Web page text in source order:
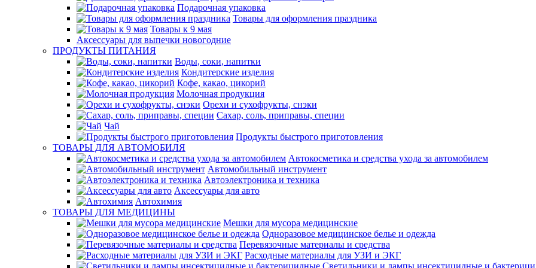
Подарочная упаковка
Товары для оформления праздника
Товары к 9 мая
Аксессуары для выпечки новогодние
ПРОДУКТЫ ПИТАНИЯ
Воды, соки, напитки
Кондитерские изделия
Кофе, какао, цикорий
Молочная продукция
Орехи и сухофрукты, снэки
Сахар, соль, приправы, специи
Чай
Продукты быстрого приготовления
ТОВАРЫ ДЛЯ АВТОМОБИЛЯ
Автокосметика и средства ухода за автомобилем
Автомобильный инструмент
Автоэлектроника и техника
Аксессуары для авто
Автохимия
ТОВАРЫ ДЛЯ МЕДИЦИНЫ
Мешки для мусора медицинские
Одноразовое медицинское белье и одежда
Перевязочные материалы и средства
Расходные материалы для УЗИ и ЭКГ
Светильники и лампы инсектицидные и